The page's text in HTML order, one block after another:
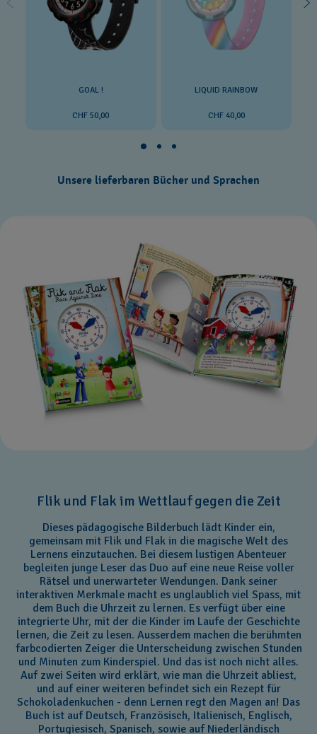
GOAL !
CHF 50,00
LIQUID RAINBOW
CHF 40,00
Unsere lieferbaren Bücher und Sprachen
Flik und Flak im Wettlauf gegen die Zeit
Dieses pädagogische Bilderbuch lädt Kinder ein,
gemeinsam mit Flik und Flak in die magische Welt des
Lernens einzutauchen. Bei diesem lustigen Abenteuer
begleiten junge Leser das Duo auf eine neue Reise voller
Rätsel und unerwarteter Wendungen. Dank seiner
interaktiven Merkmale macht es unglaublich viel Spass, mit
dem Buch die Uhrzeit zu lernen. Es verfügt über eine
integrierte Uhr, mit der die Kinder im Laufe der Geschichte
lernen, die Zeit zu lesen. Ausserdem machen die berühmten
farbcodierten Zeiger die Unterscheidung zwischen Stunden
und Minuten zum Kinderspiel. Und das ist noch nicht alles.
Auf zwei Seiten wird erklärt, wie man die Uhrzeit abliest,
und auf einer weiteren befindet sich ein Rezept für
Schokoladenkuchen - denn Lernen regt den Magen an! Das
Buch ist auf Deutsch, Französisch, Italienisch, Englisch,
Portugiesisch, Spanisch, sowie auf Niederländisch